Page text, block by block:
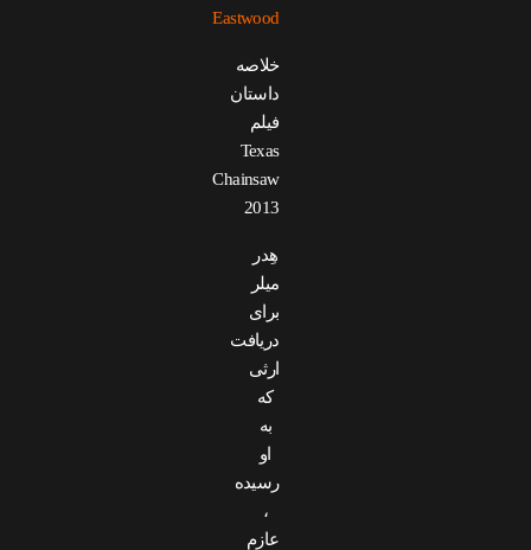
Eastwood
خلاصه
داستان
فیلم
Texas
Chainsaw
2013
هِدر
میلر
برای
دریافت
ارثی
که
به
او
رسیده
،
عازم